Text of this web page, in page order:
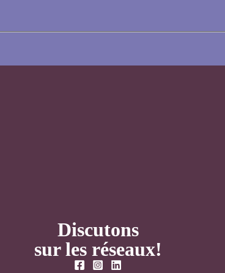
Discutons
sur les réseaux!